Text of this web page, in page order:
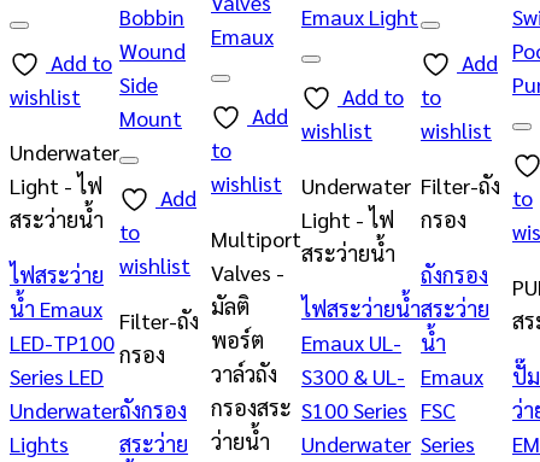
Add to
wishlist
Underwater
Light - ไฟ
สระว่ายน้ำ
ไฟสระว่าย
น้ำ Emaux
LED-TP100
Series LED
Underwater
Lights
Add
to
wishlist
Filter-ถัง
กรอง
ถังกรอง
สระว่าย
Add
to
wishlist
Multiport
Valves -
มัลติ
พอร์ต
วาล์วถัง
กรองสระ
ว่ายน้ำ
Add to
wishlist
Underwater
Light - ไฟ
สระว่ายน้ำ
ไฟสระว่ายน้ำ
Emaux UL-
S300 & UL-
S100 Series
Underwater
Add
to
wishlist
Filter-ถัง
กรอง
ถังกรอง
สระว่าย
น้ำ
Emaux
FSC
Series
to
ส
ปั๊
ว่